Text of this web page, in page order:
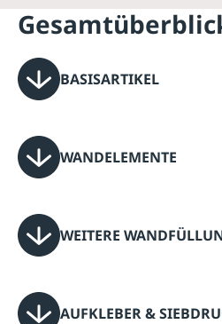
BASISARTIKEL
WANDELEMENTE
WEITERE
AUFKLEBER &